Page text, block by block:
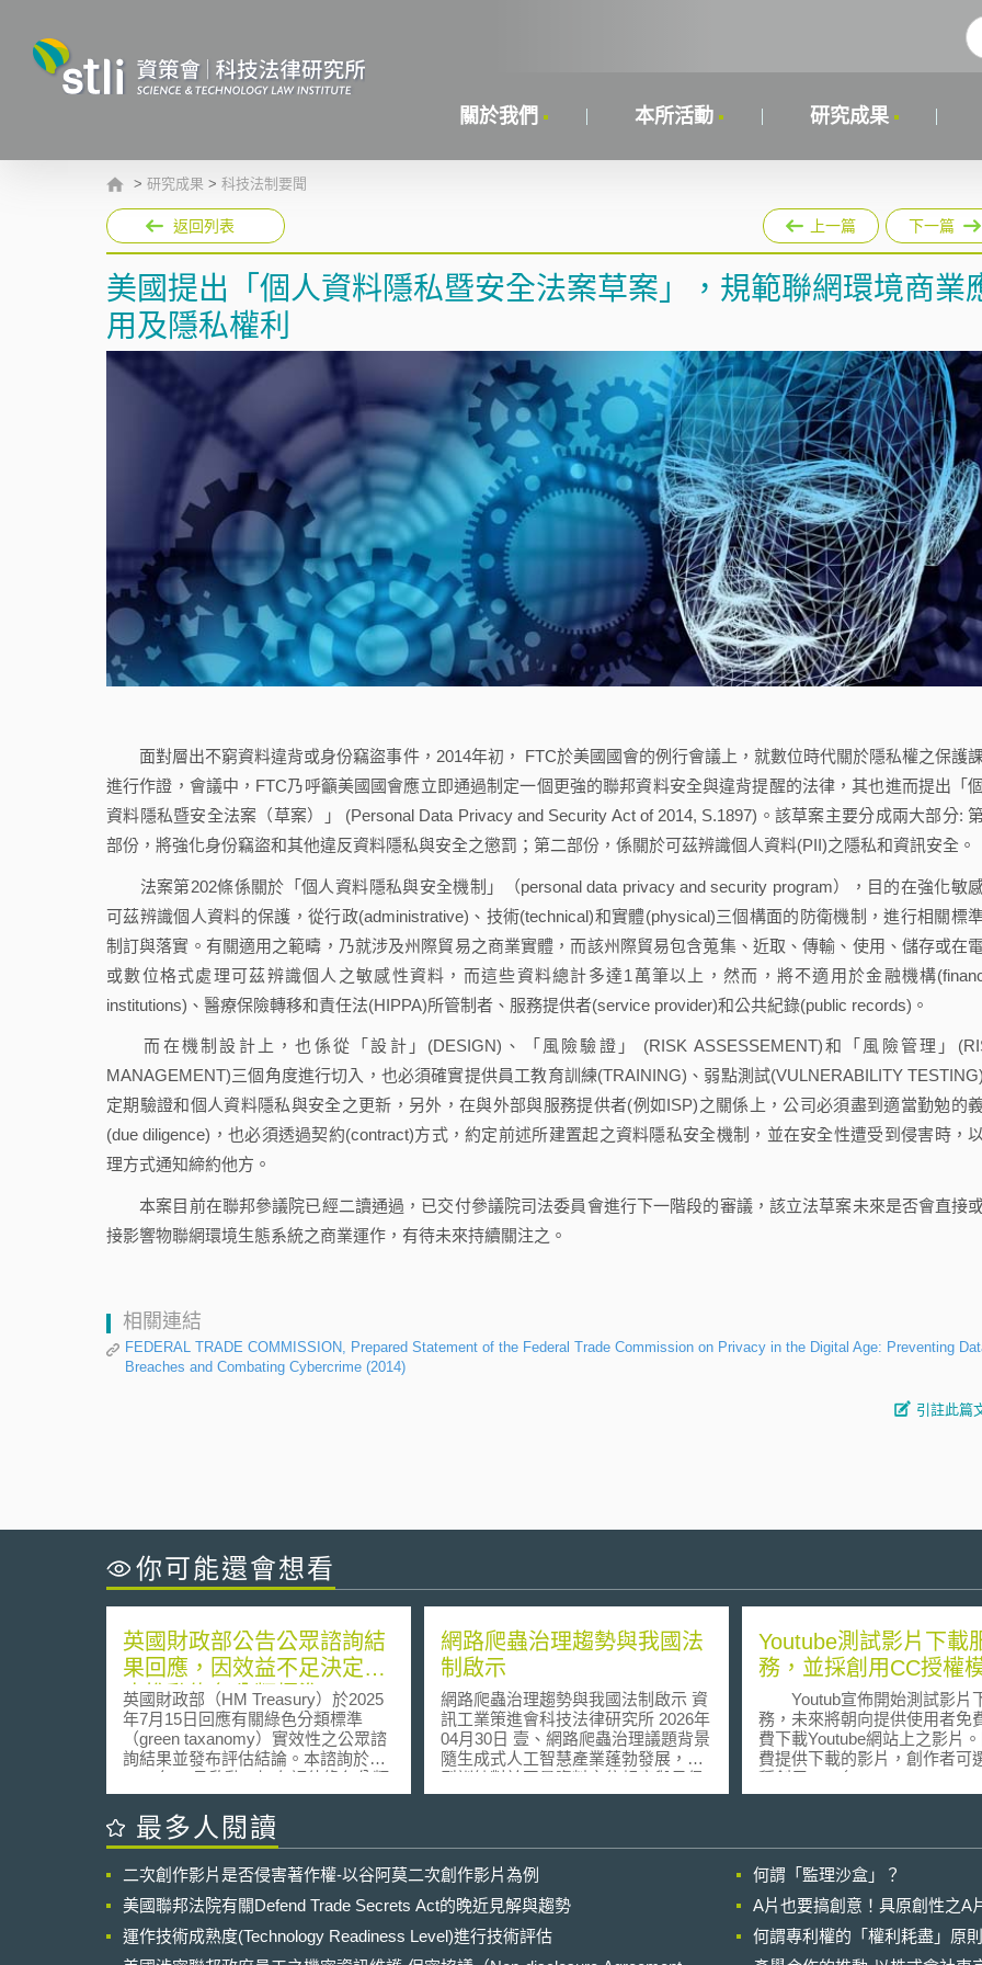
關於我們 本所活動 研究成果
> 研究成果 > 科技法制要聞
返回列表 上一篇 下一篇
美國提出「個人資料隱私暨安全法案草案」，規範聯網環境商業
用及隱私權利
面對層出不窮資料違背或身份竊盜事件，2014年初， FTC於美國國會的例行會議上，就數位時代關於隱私權之保護
進行作證，會議中，FTC乃呼籲美國國會應立即通過制定一個更強的聯邦資料安全與違背提醒的法律，其也進而提出「
資料隱私暨安全法案（草案）」 (Personal Data Privacy and Security Act of 2014, S.1897)。該草案主要分成兩大部分:
部份，將強化身份竊盜和其他違反資料隱私與安全之懲罰；第二部份，係關於可茲辨識個人資料(PII)之隱私和資訊安全。
法案第202條係關於「個人資料隱私與安全機制」（personal data privacy and security program），目的在強化敏
可茲辨識個人資料的保護，從行政(administrative)、技術(technical)和實體(physical)三個構面的防衛機制，進行相關標
制訂與落實。有關適用之範疇，乃就涉及州際貿易之商業實體，而該州際貿易包含蒐集、近取、傳輸、使用、儲存或在
或數位格式處理可茲辨識個人之敏感性資料，而這些資料總計多達1萬筆以上，然而，將不適用於金融機構
institutions)、醫療保險轉移和責任法(HIPPA)所管制者、服務提供者(service provider)和公共紀錄(public records)。
而在機制設計上，也係從「設計」(DESIGN)、「風險驗證」 (RISK ASSESSEMENT)和「風險管理」
MANAGEMENT)三個角度進行切入，也必須確實提供員工教育訓練(TRAINING)、弱點測試(VULNERABILITY
定期驗證和個人資料隱私與安全之更新，另外，在與外部與服務提供者(例如ISP)之關係上，公司必須盡到適當勤勉的
(due diligence)，也必須透過契約(contract)方式，約定前述所建置起之資料隱私安全機制，並在安全性遭受到侵害時，
理方式通知締約他方。
本案目前在聯邦參議院已經二讀通過，已交付參議院司法委員會進行下一階段的審議，該立法草案未來是否會直接
接影響物聯網環境生態系統之商業運作，有待未來持續關注之。
相關連結
FEDERAL TRADE COMMISSION, Prepared Statement of the Federal Trade Commission on Privacy in the Digital Age: Preventing
Breaches and Combating Cybercrime (2014)
引註此篇
你可能還會想看
英國財政部公告公眾諮詢結
果回應，因效益不足決定停
止推動綠色分類標準
英國財政部（HM Treasury）於2025
年7月15日回應有關綠色分類標準
（green taxanomy）實效性之公眾諮
詢結果並發布評估結論。本諮詢於
2024年11月啟動，旨在評估綠色分類
標準能否有效達成「引導資金投入淨
零轉型」及「預防漂綠行為
（greenwashing）」之兩大目標。 以
容： （1）引導資金投入淨零轉型 金
融機構受訪者多認為分類標準並非引
導資金流向之關鍵政策工具，僅能作
為投資考量之其中一項參考依據，而
對最終決策影響有限；並認為就特定
網路爬蟲治理趨勢與我國法
制啟示
網路爬蟲治理趨勢與我國法制啟示 資
訊工業策進會科技法律研究所 2026年
04月30日 壹、網路爬蟲治理議題背景
隨生成式人工智慧產業蓬勃發展，模
型訓練對於巨量資料之依賴度與日俱
增，促使網路爬蟲（Crawlers）技術
換取流量曝光。然而，當網路爬蟲大
量爬取資料用於訓練，而非提供連結
導流時，不僅造成流量分流與價值分
配失衡，更損及內容產製者的廣告與
訂閱收益[2]。 此經濟模式的轉變，讓
Youtube測試影片下載
務，並採創用CC授權
Youtub宣佈開始測試影片
務，未來將朝向提供使用者免
費下載Youtube網站上之影片
費提供下載的影片，創作者可
種創用CC（Creative
授權模式；另一方面，影片所
聲明中指出，因為許多影片創
望影片能夠更廣為流傳，因此
片下載服務，影片所有人可以
片的創用CC授權模式，使影片
在授權範圍內利用所下載的影
最多人閱讀
二次創作影片是否侵害著作權-以谷阿莫二次創作影片為例
何謂「監理沙盒」？
美國聯邦法院有關Defend Trade Secrets Act的晚近見解與趨勢
A片也要搞創意！具原創性之A
運作技術成熟度(Technology Readiness Level)進行技術評估
何謂專利權的「權利耗盡」原